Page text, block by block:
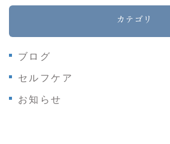
カテゴリ
ブログ
セルフケア
お知らせ